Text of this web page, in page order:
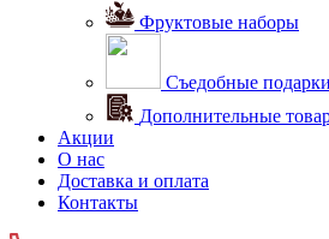
Фруктовые наборы
Съедобные подарки
Дополнительные
Акции
О нас
Доставка и оплата
Контакты